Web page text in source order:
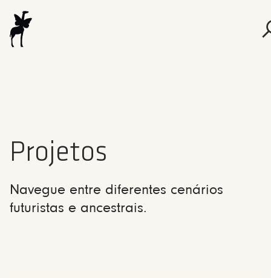
Projetos
Navegue entre diferentes cenários
futuristas e ancestrais.